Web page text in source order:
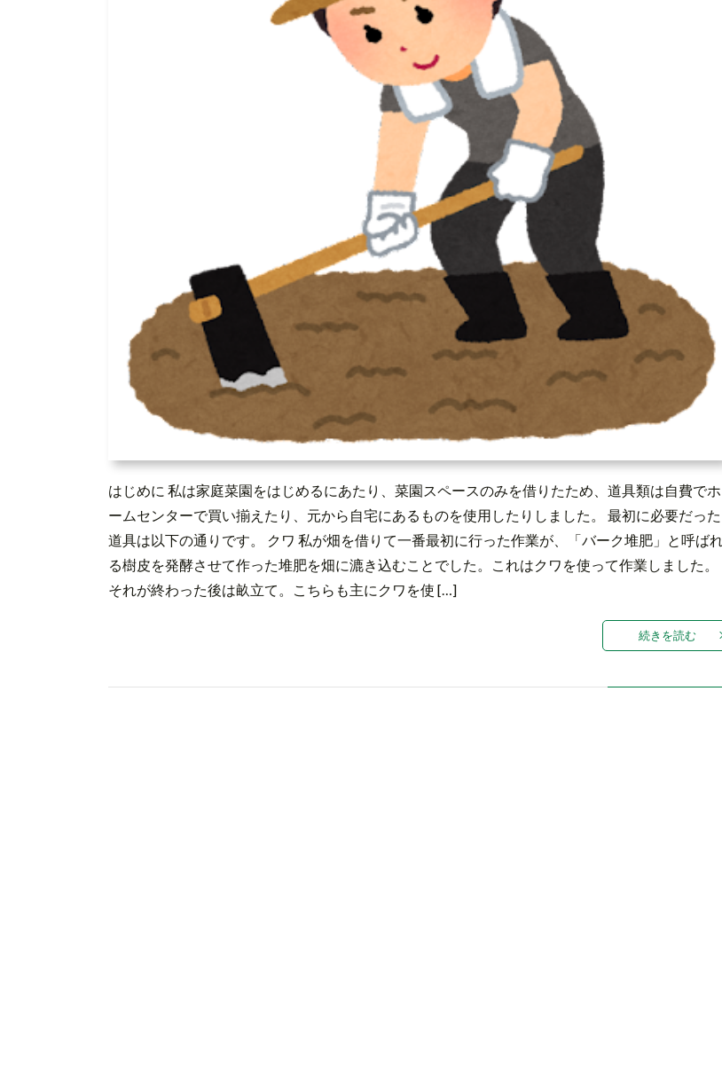
はじめに 私は家庭菜園をはじめるにあたり、菜園スペースのみを借りたため、道具類は自費でホ
ームセンターで買い揃えたり、元から自宅にあるものを使用したりしました。 最初に必要だった
道具は以下の通りです。 クワ 私が畑を借りて一番最初に行った作業が、「バーク堆肥」と呼ばれ
る樹皮を発酵させて作った堆肥を畑に漉き込むことでした。これはクワを使って作業しました。
それが終わった後は畝立て。こちらも主にクワを使 […]
続きを読む